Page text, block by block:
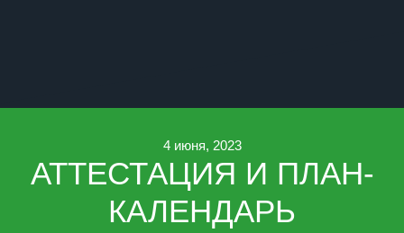
4 июня, 2023
АТТЕСТАЦИЯ И ПЛАН-
КАЛЕНДАРЬ